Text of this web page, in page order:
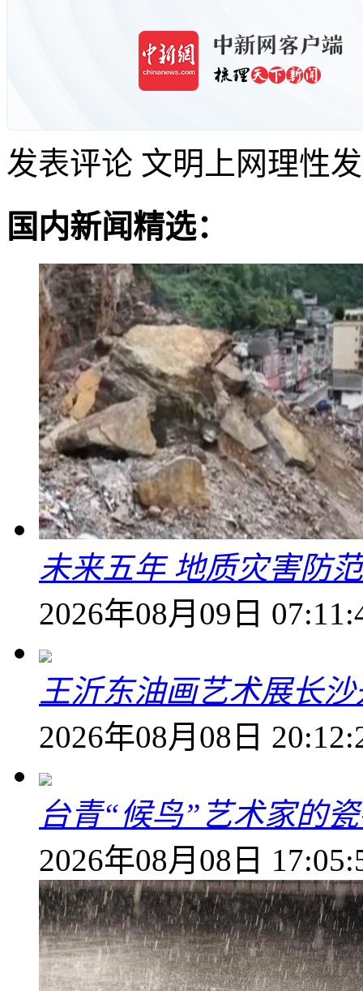
发表评论 文明上网理性
国内新闻精选：
未来五年 地质灾害防
2026年08月09日
王沂东油画艺术展长
2026年08月08日
台青“候鸟”艺术家的
2026年08月08日